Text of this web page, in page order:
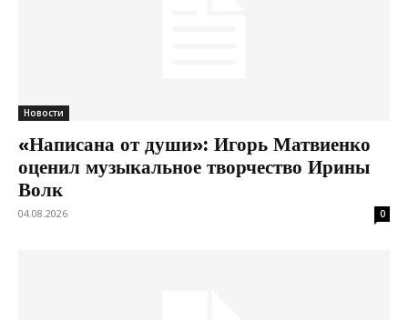
Новости
«Написана от души»: Игорь Матвиенко
оценил музыкальное творчество Ирины
Волк
04.08.2026 0